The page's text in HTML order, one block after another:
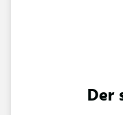
Der